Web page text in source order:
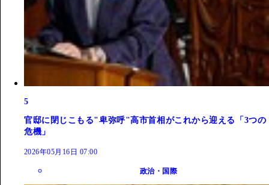
5
官邸に閉じこもる"卑弥呼"高市首相がこれから迎える「3つの
危機」
2026年05月16日 07:00
政治・国際